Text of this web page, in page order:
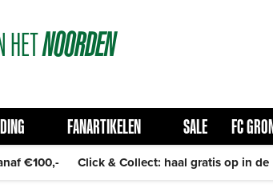
HETNOORDEN
FANARTIKELEN SALE FC
€100,- Click & Collect: haal gratis op in de